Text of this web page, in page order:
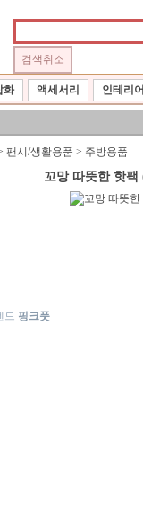
화 액세서리 인테리
팬시/생활용품 > 주방용품
꼬망 따뜻한 핫
드 핑크풋